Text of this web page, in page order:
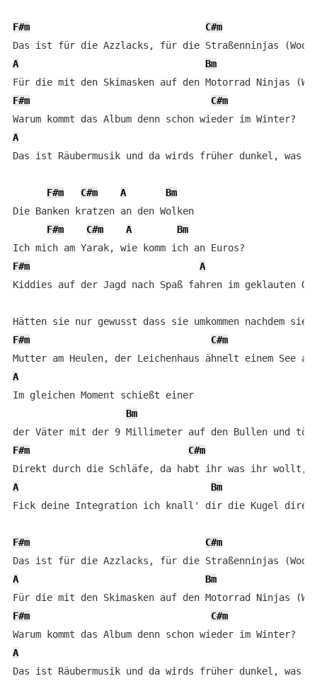
F#m C#m
A Bm
F#m
C#m
A
Das ist Räubermusik und da wirds früher dunkel, was
F#m C#m A
Bm
Die Banken kratzen an den Wolken
F#m
C#m A
Bm
F#m
A
Kiddies auf der Jagd nach Spaß fahren im geklauten
F#m C#m
A
Im gleichen Moment schießt einer
Bm
F#m C#m
A
Bm
Fick deine Integration ich knall' dir die Kugel direkt
F#m C#m
A Bm
F#m
C#m
A